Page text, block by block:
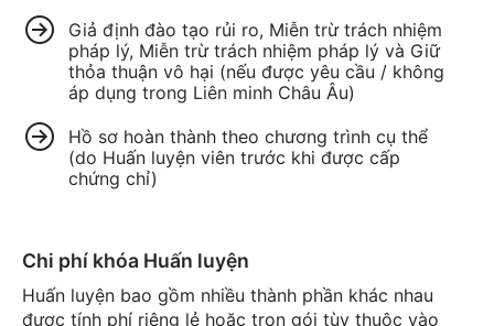
Giả định đào tạo rủi ro, Miễn trừ trách nhiệm
pháp lý, Miễn trừ trách nhiệm pháp lý và Giữ
thỏa thuận vô hại (nếu được yêu cầu / không
áp dụng trong Liên minh Châu Âu)
Hồ sơ hoàn thành theo chương trình cụ thể
(do Huấn luyện viên trước khi được cấp
chứng chỉ)
Chi phí khóa Huấn luyện
Huấn luyện bao gồm nhiều thành phần khác nhau
được tính phí riêng lẻ hoặc trọn gói tùy thuộc vào